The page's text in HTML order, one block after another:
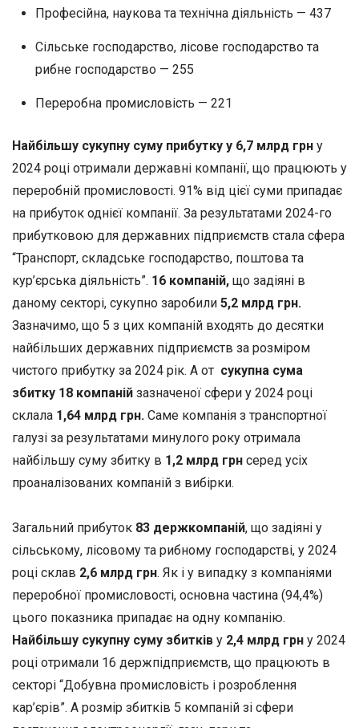
Професійна, наукова та технічна діяльність — 437
Сільське господарство, лісове господарство та
рибне господарство — 255
Переробна промисловість — 221
Найбільшу сукупну суму прибутку у 6,7 млрд грн у
2024 році отримали державні компанії, що працюють у
переробній промисловості. 91% від цієї суми припадає
на прибуток однієї компанії. За результатами 2024-го
прибутковою для державних підприємств стала сфера
“Транспорт, складське господарство, поштова та
кур’єрська діяльність”. 16 компаній, що задіяні в
даному секторі, сукупно заробили 5,2 млрд грн.
Зазначимо, що 5 з цих компаній входять до десятки
найбільших державних підприємств за розміром
чистого прибутку за 2024 рік. А от сукупна сума
збитку 18 компаній зазначеної сфери у 2024 році
склала 1,64 млрд грн. Саме компанія з транспортної
галузі за результатами минулого року отримала
найбільшу суму збитку в 1,2 млрд грн серед усіх
проаналізованих компаній з вибірки.
Загальний прибуток 83 держкомпаній, що задіяні у
сільському, лісовому та рибному господарстві, у 2024
році склав 2,6 млрд грн. Як і у випадку з компаніями
переробної промисловості, основна частина (94,4%)
цього показника припадає на одну компанію.
Найбільшу сукупну суму збитків у 2,4 млрд грн у 2024
році отримали 16 держпідприємств, що працюють в
секторі “Добувна промисловість і розроблення
кар’єрів”. А розмір збитків 5 компаній зі сфери